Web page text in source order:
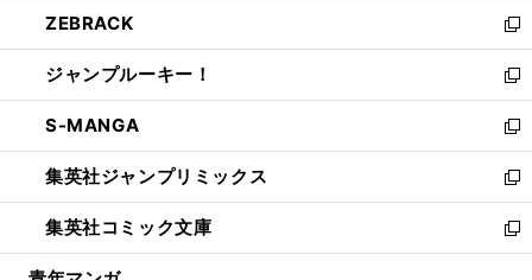
く
で
開
く
ド
ウ
で
開
く
ィ
ン
ド
ウ
で
開
く
い
ウ
ィ
ン
ド
ウ
で
開
く
ZEBRACK
新
し
い
ウ
ィ
ン
ド
ウ
で
開
ジャンプルーキー！
新
し
い
ウ
ィ
ン
ド
ウ
S-MANGA
新
し
い
ウ
ィ
ン
集英社ジャンプリミックス
新
し
い
ウ
集英社コミック文庫
新
し